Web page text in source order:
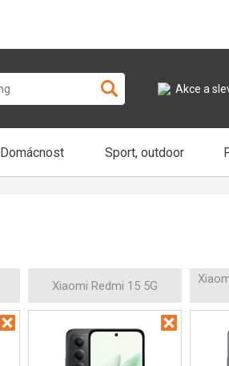
Akce a
Domácnost Sport, outdoor
Xiaomi Redmi 15 5G